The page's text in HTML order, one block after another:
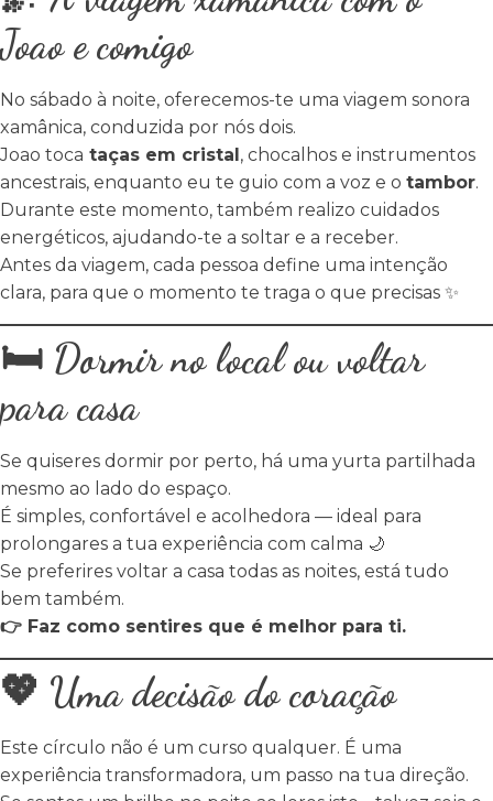
Joao e comigo
No sábado à noite, oferecemos-te uma viagem sonora
xamânica, conduzida por nós dois.
Joao toca taças em cristal, chocalhos e instrumentos
ancestrais, enquanto eu te guio com a voz e o tambor.
Durante este momento, também realizo cuidados
energéticos, ajudando-te a soltar e a receber.
Antes da viagem, cada pessoa define uma intenção
clara, para que o momento te traga o que precisas ✨
🛏️ Dormir no local ou voltar
para casa
Se quiseres dormir por perto, há uma yurta partilhada
mesmo ao lado do espaço.
É simples, confortável e acolhedora — ideal para
prolongares a tua experiência com calma 🌙
Se preferires voltar a casa todas as noites, está tudo
bem também.
👉 Faz como sentires que é melhor para ti.
💖 Uma decisão do coração
Este círculo não é um curso qualquer. É uma
experiência transformadora, um passo na tua direção.